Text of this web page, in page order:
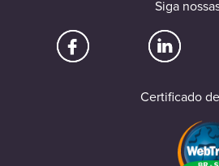
Siga
Certificado